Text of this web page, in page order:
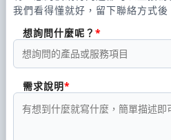
我們看得懂就好，留下聯絡方式
想詢問什麼呢？
需求說明